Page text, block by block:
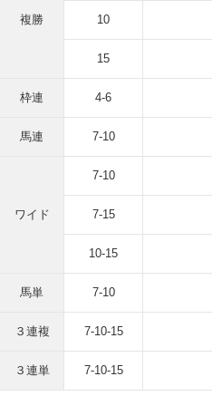
複勝 10
15
枠連 4-6
馬連 7-10
ワイド
7-10
7-15
10-15
馬単 7-10
３連複 7-10-15
３連単 7-10-15